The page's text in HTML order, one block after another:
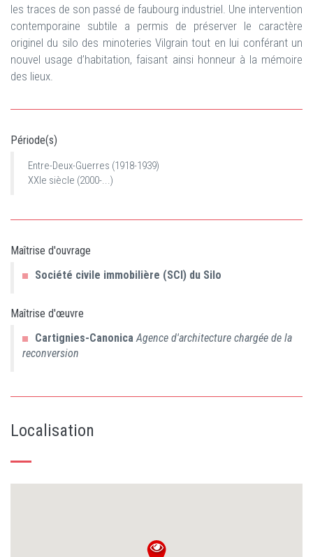
les traces de son passé de faubourg industriel. Une intervention
contemporaine subtile a permis de préserver le caractère
originel du silo des minoteries Vilgrain tout en lui conférant un
nouvel usage d’habitation, faisant ainsi honneur à la mémoire
des lieux.
Période(s)
Entre-Deux-Guerres (1918-1939)
XXIe siècle (2000-...)
Maîtrise d'ouvrage
Société civile immobilière (SCI) du Silo
Maîtrise d'œuvre
Cartignies-Canonica Agence d'architecture chargée de la
reconversion
Localisation